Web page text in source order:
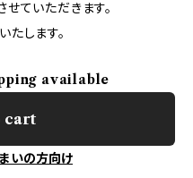
ていただきます。
します。
available
cart
いの方向け